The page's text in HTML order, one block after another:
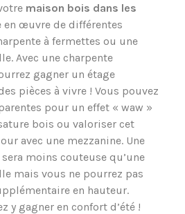
maison bois dans les
en œuvre de différentes
à fermettes ou une
Avec une charpente
gagner un étage
pièces à vivre ! Vous pouvez
pour un effet « waw »
bois ou valoriser cet
avec une mezzanine. Une
moins couteuse qu’une
mais vous ne pourrez pas
en hauteur.
y gagner en confort d’été !